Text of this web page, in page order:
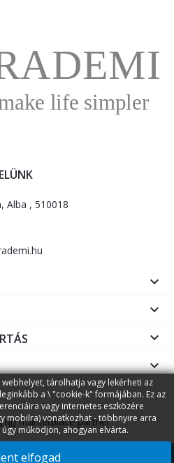
Alba , 510018




marketplace partner
Fogyasztóvédelem
tárolhatja vagy lekérheti az
a \ "cookie-k" formájában. Ez az
vagy internetes eszközére
mobilra) vonatkozhat - többnyire arra
működjön, ahogyan elvárta.
elfogad